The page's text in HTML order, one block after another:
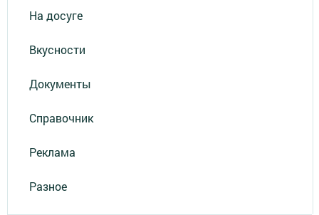
На досуге
Вкусности
Документы
Справочник
Реклама
Разное